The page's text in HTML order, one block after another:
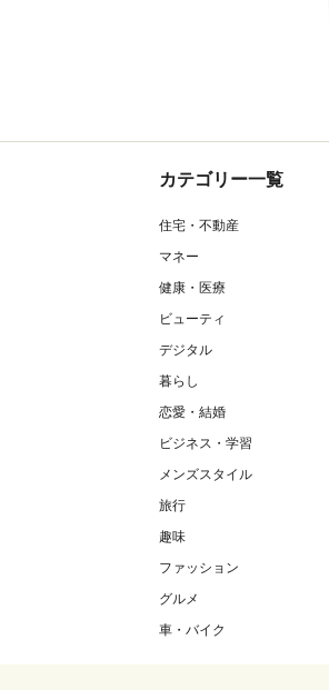
カテゴリー一覧
住宅・不動産
マネー
健康・医療
ビューティ
デジタル
暮らし
恋愛・結婚
ビジネス・学習
メンズスタイル
旅行
趣味
ファッション
グルメ
車・バイク